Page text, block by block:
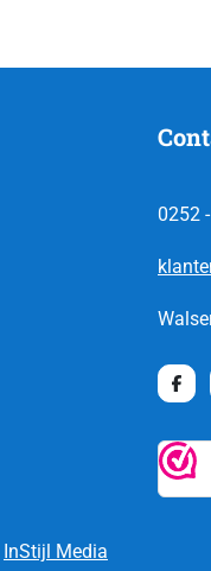
0252
InStijl Media